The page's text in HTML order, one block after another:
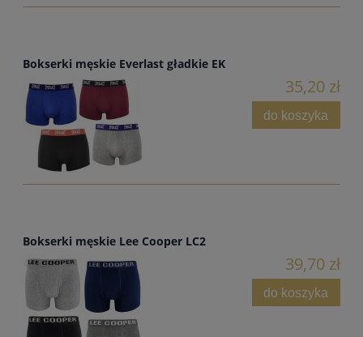
Bokserki męskie Everlast gładkie EK
35,20 zł
do koszyka
Bokserki męskie Lee Cooper LC2
39,70 zł
do koszyka